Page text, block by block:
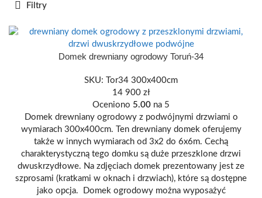
Filtry
300 X 400
Domek drewniany ogrodowy Toruń-34
SKU:
Tor34 300x400cm
14 900 zł
Oceniono 5.00 na 5
Domek drewniany ogrodowy z podwójnymi drzwiami o
wymiarach 300x400cm. Ten drewniany domek oferujemy
także w innych wymiarach od 3x2 do 6x6m. Cechą
charakterystyczną tego domku są duże przeszklone drzwi
dwuskrzydłowe. Na zdjęciach domek prezentowany jest ze
szprosami (kratkami w oknach i drzwiach), które są dostępne
jako opcja. Domek ogrodowy można wyposażyć